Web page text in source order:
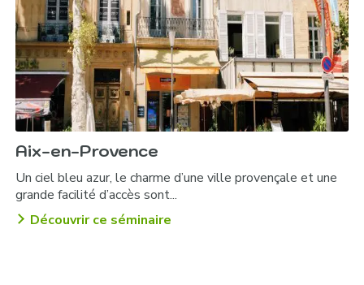
Aix-en-Provence
Un ciel bleu azur, le charme d’une ville provençale et une
grande facilité d’accès sont...
Découvrir ce séminaire